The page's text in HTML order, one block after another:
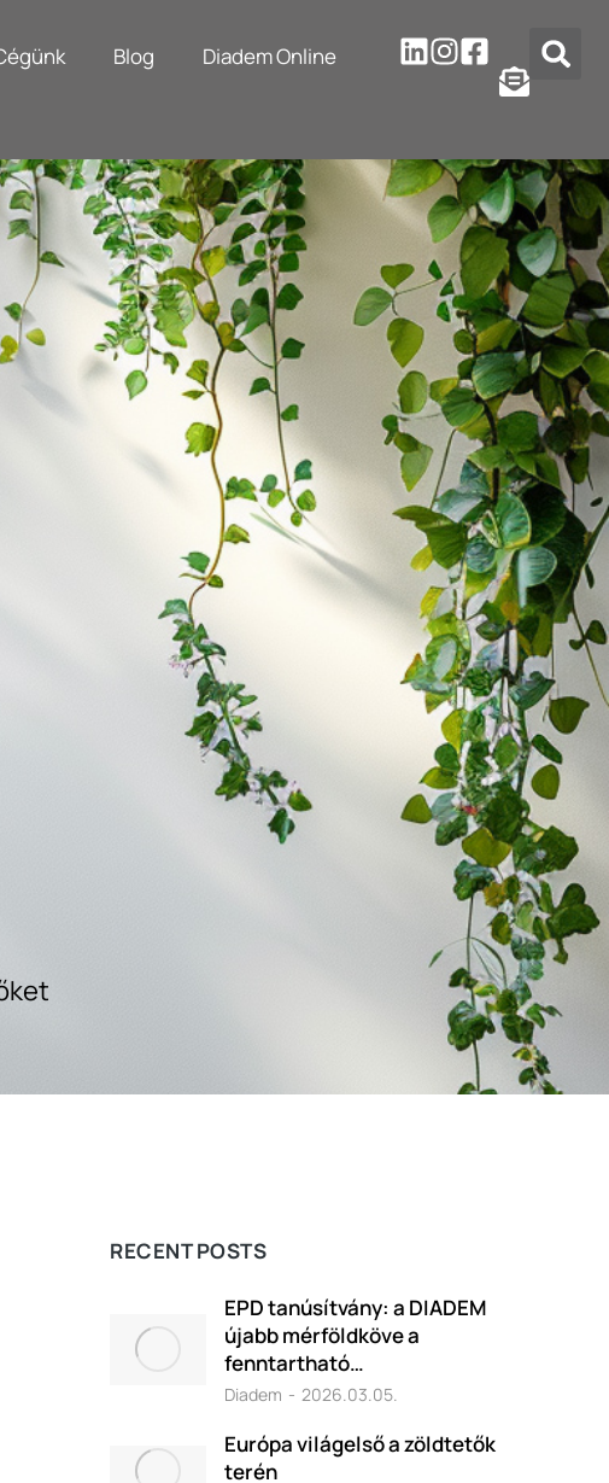
Blog Diadem Online
RECENT POSTS
EPD tanúsítvány: a DIADEM
újabb mérföldköve a
fenntartható…
Diadem 2026.03.05.
Európa világelső a zöldtetők
terén